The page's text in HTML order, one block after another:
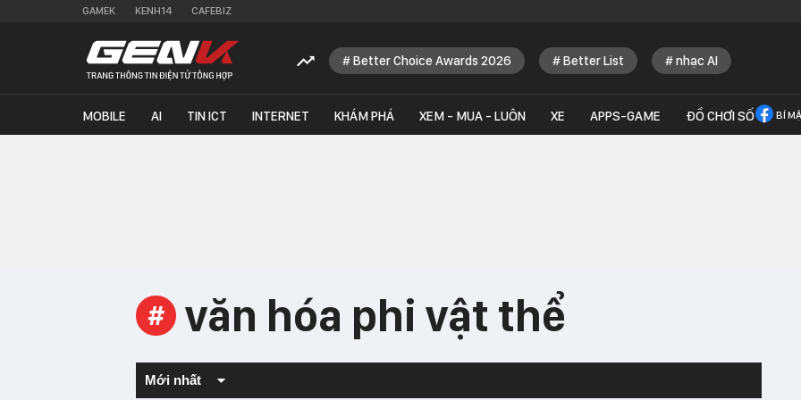
GAMEK KENH14 CAFEBIZ
Better Choice Awards 2026 Better List nhạc AI
MOBILE AI TIN ICT INTERNET KHÁM PHÁ XEM - MUA - LUÔN XE APPS-GAME ĐỒ CHƠI SỐ BÍ
# văn hóa phi vật thể
Mới nhất